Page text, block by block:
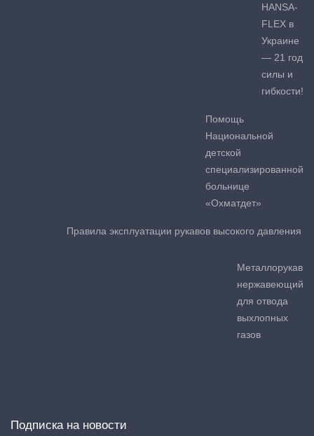
HANSA-
FLEX в
Украине
— 21 год
силы и
гибкости!
Помощь
Национальной
детской
специализированной
больнице
«Охматдет»
Правила эксплуатации рукавов высокого давления
Металлорукав
нержавеющий
для отвода
выхлопных
газов
Подписка на новости